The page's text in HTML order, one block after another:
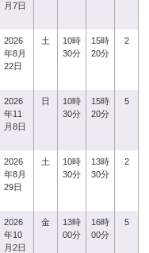
月7日
2026
年8月
22日
土
10時
30分
15時
20分
2
2026
年11
月8日
日
10時
30分
15時
20分
5
2026
年8月
29日
土
10時
30分
13時
30分
2
2026
年10
月2日
金
13時
00分
16時
00分
5